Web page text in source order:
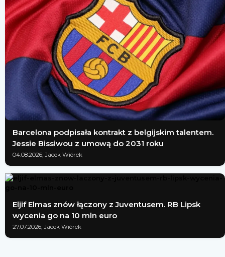
Barcelona podpisała kontrakt z belgijskim talentem.
Jessie Bissiwou z umową do 2031 roku
04.08.2026; Jacek Wiórek
Eljif Elmas znów łączony z Juventusem. RB Lipsk
wycenia go na 10 mln euro
27.07.2026; Jacek Wiórek